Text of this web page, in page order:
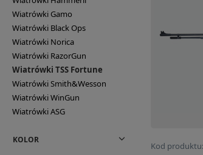
Wiatrówki Gamo
Wiatrówki Black Ops
Wiatrówki Norica
Wiatrówki RazorGun
Wiatrówki TSS Fortune
Wiatrówki Smith&Wesson
Wiatrówki WinGun
Wiatrówki ASG
KOLOR
Kod